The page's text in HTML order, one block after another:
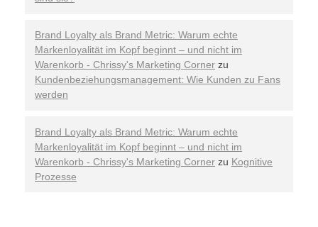
Brand Loyalty als Brand Metric: Warum echte
Markenloyalität im Kopf beginnt – und nicht im
Warenkorb - Chrissy's Marketing Corner zu
Kundenbeziehungsmanagement: Wie Kunden zu Fans
werden
Brand Loyalty als Brand Metric: Warum echte
Markenloyalität im Kopf beginnt – und nicht im
Warenkorb - Chrissy's Marketing Corner zu Kognitive
Prozesse